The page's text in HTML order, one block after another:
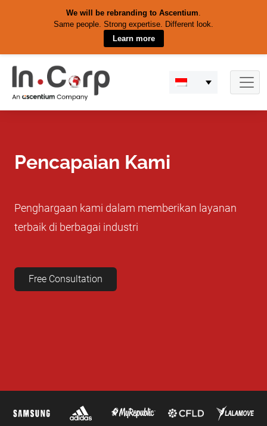
We will be rebranding to Ascentium.
Same people. Strong expertise. Different look.
Learn more
content
Pencapaian Kami
Penghargaan kami dalam memberikan layanan
terbaik di berbagai industri
Free Consultation